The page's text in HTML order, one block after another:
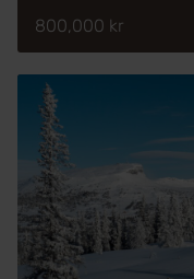
800,000 kr